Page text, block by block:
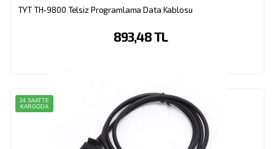
TYT TH-9800 Telsiz Programlama Data Kablosu
893,48 TL
24 SAATTE
KARGODA